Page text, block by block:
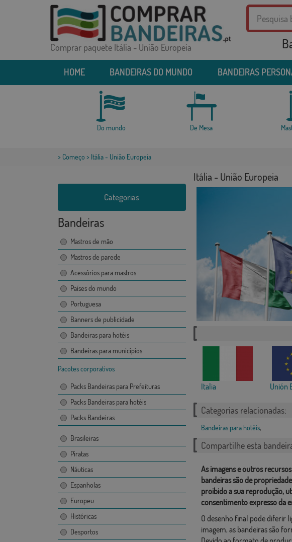
Comprar paquete Itália - União Europeia
HOME BANDEIRAS DO MUNDO BANDEIRAS
Do mundo De Mesa
> Começo > Itália - União Europeia
Categorias
Bandeiras
Mastros de mão
Mastros de parede
Acessórios para mastros
Países do mundo
Portuguesa
Banners de publicidade
Bandeiras para hotéis
Bandeiras para municípios
Pacotes corporativos
Packs Bandeiras para Prefeituras
Packs Bandeiras para hotéis
Packs Bandeiras
Brasileiras
Piratas
Náuticas
Espanholas
Europeu
Históricas
Desportos
Itália - União Europeia
Italia Unión
Categorias relacionadas:
Bandeiras para hotéis,
Compartilhe esta
As imagens e outros
bandeiras são de
proibido a sua reprodução,
consentimento expresso da
O desenho final pode diferir
imagem, as bandeiras são